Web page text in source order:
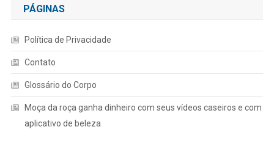
PÁGINAS
Política de Privacidade
Contato
Glossário do Corpo
Moça da roça ganha dinheiro com seus vídeos caseiros e com
aplicativo de beleza